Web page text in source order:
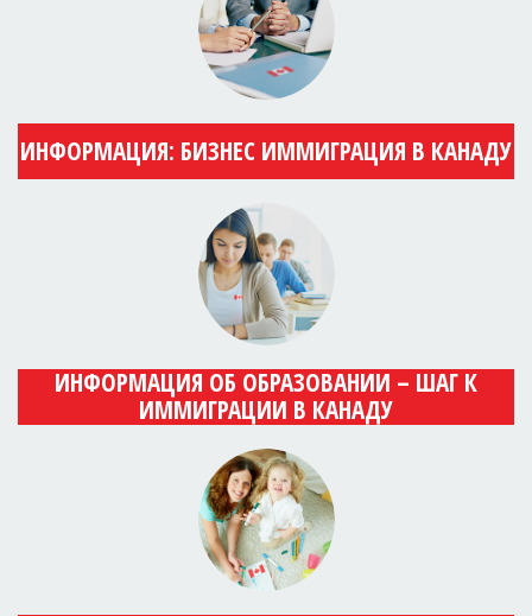
ИНФОРМАЦИЯ: БИЗНЕС ИММИГРАЦИЯ В КАНАДУ
ИНФОРМАЦИЯ ОБ ОБРАЗОВАНИИ – ШАГ К
ИММИГРАЦИИ В КАНАДУ